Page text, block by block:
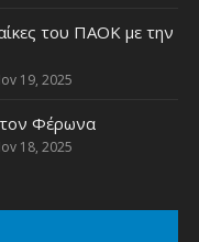
του ΠΑΟΚ με την
19, 2025
Φέρωνα
18, 2025